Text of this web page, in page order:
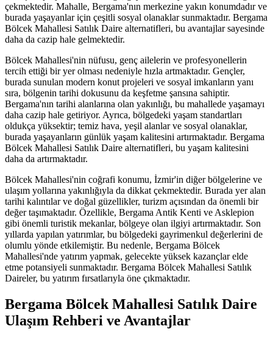
çekmektedir. Mahalle, Bergama'nın merkezine yakın konumdadır ve
burada yaşayanlar için çeşitli sosyal olanaklar sunmaktadır. Bergama
Bölcek Mahallesi Satılık Daire alternatifleri, bu avantajlar sayesinde
daha da cazip hale gelmektedir.
Bölcek Mahallesi'nin nüfusu, genç ailelerin ve profesyonellerin
tercih ettiği bir yer olması nedeniyle hızla artmaktadır. Gençler,
burada sunulan modern konut projeleri ve sosyal imkanların yanı
sıra, bölgenin tarihi dokusunu da keşfetme şansına sahiptir.
Bergama'nın tarihi alanlarına olan yakınlığı, bu mahallede yaşamayı
daha cazip hale getiriyor. Ayrıca, bölgedeki yaşam standartları
oldukça yüksektir; temiz hava, yeşil alanlar ve sosyal olanaklar,
burada yaşayanların günlük yaşam kalitesini artırmaktadır. Bergama
Bölcek Mahallesi Satılık Daire alternatifleri, bu yaşam kalitesini
daha da artırmaktadır.
Bölcek Mahallesi'nin coğrafi konumu, İzmir'in diğer bölgelerine ve
ulaşım yollarına yakınlığıyla da dikkat çekmektedir. Burada yer alan
tarihi kalıntılar ve doğal güzellikler, turizm açısından da önemli bir
değer taşımaktadır. Özellikle, Bergama Antik Kenti ve Asklepion
gibi önemli turistik mekanlar, bölgeye olan ilgiyi artırmaktadır. Son
yıllarda yapılan yatırımlar, bu bölgedeki gayrimenkul değerlerini de
olumlu yönde etkilemiştir. Bu nedenle, Bergama Bölcek
Mahallesi'nde yatırım yapmak, gelecekte yüksek kazançlar elde
etme potansiyeli sunmaktadır. Bergama Bölcek Mahallesi Satılık
Daireler, bu yatırım fırsatlarıyla öne çıkmaktadır.
Bergama Bölcek Mahallesi Satılık Daire
Ulaşım Rehberi ve Avantajlar